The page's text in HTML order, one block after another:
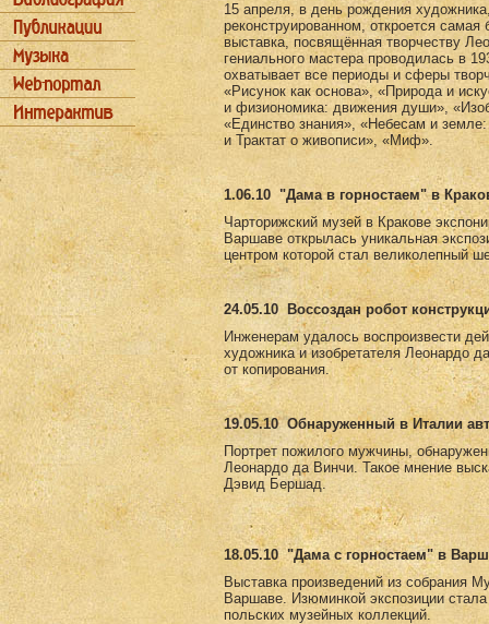
15 апреля, в день рождения
реконструированном, откроется
выставка, посвящённая творчеству
гениального мастера проводилась в
охватывает все периоды и сферы
«Рисунок как основа», «Природа и
и физиономика: движения души»,
«Единство знания», «Небесам и
и Трактат о живописи», «Миф».
1.06.10 "Дама в горностаем" в
Чарторижский музей в Кракове
Варшаве открылась уникальная
центром которой стал великолепный
24.05.10
Воссоздан робот
Инженерам удалось воспроизвести
художника и изобретателя Леонардо
от копирования.
19.05.10 Обнаруженный в Италии
Портрет пожилого мужчины,
Леонардо да Винчи. Такое мнение
Дэвид Бершад.
18.05.10 "Дама с горностаем" в
Выставка произведений из собрания
Варшаве. Изюминкой экспозиции
польских музейных коллекций.